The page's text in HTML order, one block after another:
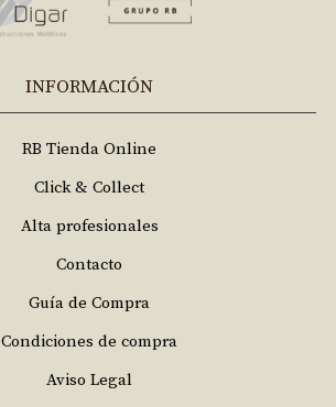
INFORMACIÓN
RB Tienda Online
Click & Collect
Alta profesionales
Contacto
Guía de Compra
Condiciones de compra
Aviso Legal